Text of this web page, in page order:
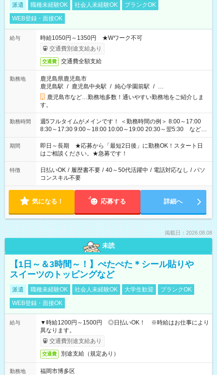
派遣 職種未経験OK 社会人未経験OK
ブランクOK
WEB登録・面接OK
給与
時給1050円～1350円 ★Wワーク不可
交通費別途支給あり
交通費 交通費全額支給
勤務地
鹿児島県鹿児島市
鹿児島駅 / 鹿児島中央駅 / 純心学園前駅 / …
鹿児島市など…勤務地多数！通いやすい勤務地をご紹介しま
す。
勤務時間
週5フルタイムがメインです！ ＜勤務時間の例＞ 8:00～17:00
8:30～17:30 9:00～18:00 10:00～19:00 20:30～翌5:30 など ★
その他にも勤務時間多数！ 日勤のみ、残業なし、交替制など
ご希望を教えてください！
期間
即日～長期 ★応募から「最短2日後」に勤務OK！スタート日
はご相談ください。★急募です！
特徴 日払いOK / 履歴書不要 / 40～50代活躍中 / 電話対応なし / パソ
コンスキル不要
気になる！ 応募する 詳細へ
掲載日：2026.08.08
未読
【1日～＆3時間～！】ぺたぺた＊シール貼りや
スイーツのトッピングなど
派遣 職種未経験OK 社会人未経験OK 大学生歓迎
ブランクOK
WEB登録・面接OK
給与
▼時給1200円～1500円 ◎日払いOK！ ※時給はお仕事により
異なります。
交通費別途支給あり
交通費 別途支給（規定あり）
勤務地
福岡市博多区